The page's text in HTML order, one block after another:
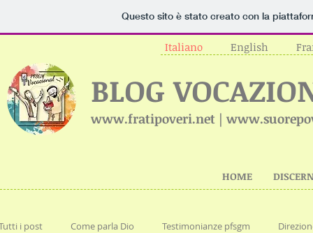
Questo sito è stato creato con la
Italiano English
BLOG
www.fratipoveri.net |
HOME
i post Come parla Dio Testimonianze pfsgm